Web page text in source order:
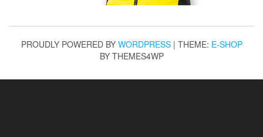
PROUDLY POWERED BY WORDPRESS | THEME: E-SHOP
BY THEMES4WP